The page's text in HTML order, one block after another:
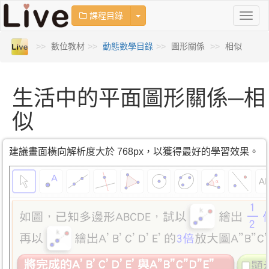
課程目錄 Toggle Dropdown
數位教材 動態數學目錄 圖形關係 相似
生活中的平面圖形關係─相
似
建議畫面橫向解析度大於 768px，以獲得最好的學習效果。